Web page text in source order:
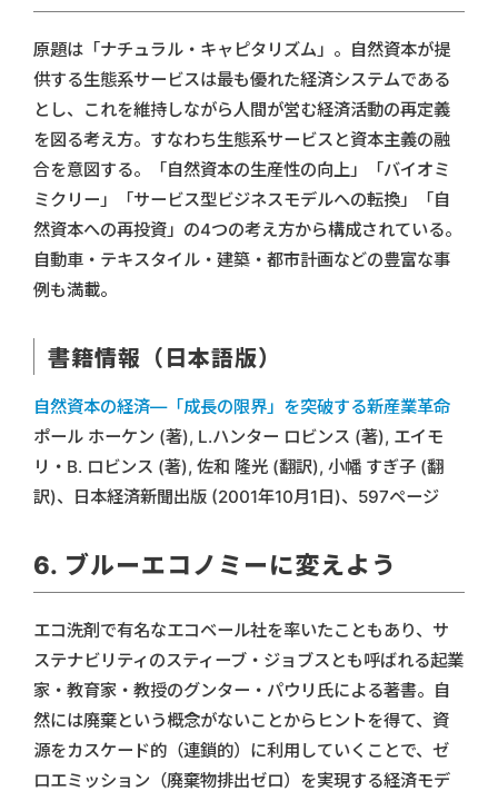
原題は「ナチュラル・キャピタリズム」。自然資本が提
供する生態系サービスは最も優れた経済システムである
とし、これを維持しながら人間が営む経済活動の再定義
を図る考え方。すなわち生態系サービスと資本主義の融
合を意図する。「自然資本の生産性の向上」「バイオミ
ミクリー」「サービス型ビジネスモデルへの転換」「自
然資本への再投資」の4つの考え方から構成されている。
自動車・テキスタイル・建築・都市計画などの豊富な事
例も満載。
書籍情報（日本語版）
自然資本の経済―「成長の限界」を突破する新産業革命
ポール ホーケン (著), L.ハンター ロビンス (著), エイモ
リ・B. ロビンス (著), 佐和 隆光 (翻訳), 小幡 すぎ子 (翻
訳)、日本経済新聞出版 (2001年10月1日)、597ページ
6. ブルーエコノミーに変えよう
エコ洗剤で有名なエコベール社を率いたこともあり、サ
ステナビリティのスティーブ・ジョブスとも呼ばれる起業
家・教育家・教授のグンター・パウリ氏による著書。自
然には廃棄という概念がないことからヒントを得て、資
源をカスケード的（連鎖的）に利用していくことで、ゼ
ロエミッション（廃棄物排出ゼロ）を実現する経済モデ